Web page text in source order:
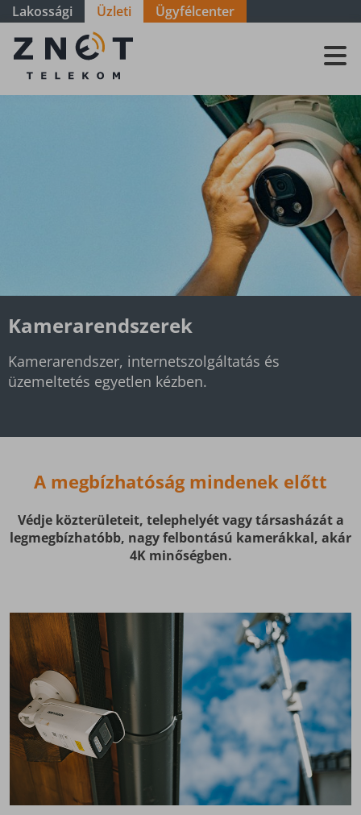
Lakossági Üzleti Ügyfélcenter
Kamerarendszer
Kamerarendszerek
Kamerarendszer, internetszolgáltatás és
üzemeltetés egyetlen kézben.
A megbízhatóság mindenek előtt
Védje közterületeit, telephelyét vagy társasházát a
legmegbízhatóbb, nagy felbontású kamerákkal, akár
4K minőségben.